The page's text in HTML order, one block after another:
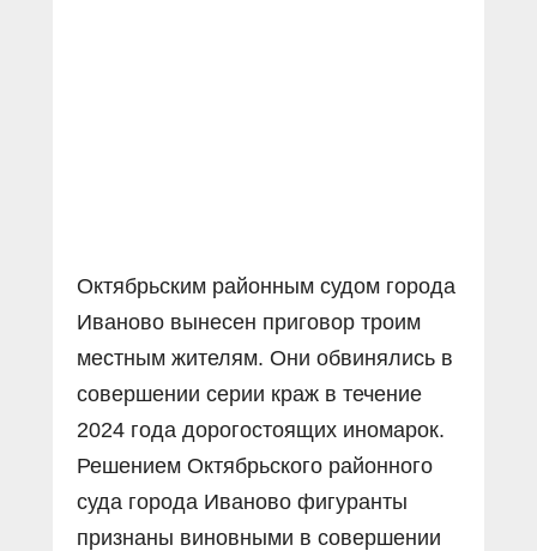
Октябрьским районным судом города
Иваново вынесен приговор троим
местным жителям. Они обвинялись в
совершении серии краж в течение
2024 года дорогостоящих иномарок.
Решением Октябрьского районного
суда города Иваново фигуранты
признаны виновными в совершении